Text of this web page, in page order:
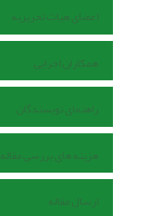
اعضای هیات تحریریه
همکاران اجرایی
راهنمای نویسندگان
هزینه های بررسی مقاله
ارسال مقاله